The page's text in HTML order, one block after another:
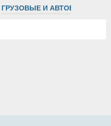
ГРУЗОВЫЕ И АВТОБУСЫ